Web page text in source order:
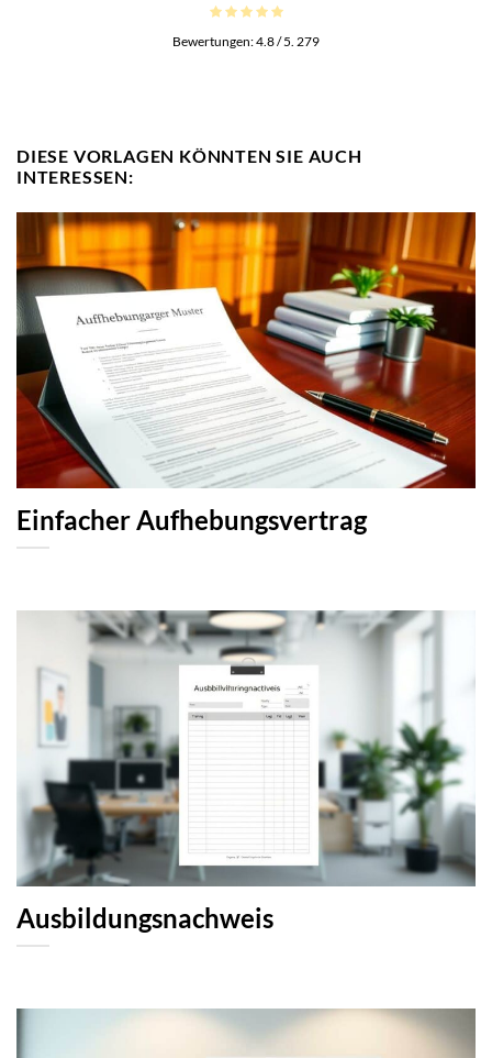
Bewertungen:4.8/ 5. 279
DIESE VORLAGEN KÖNNTEN SIE AUCH
INTERESSEN:
Einfacher Aufhebungsvertrag
Ausbildungsnachweis